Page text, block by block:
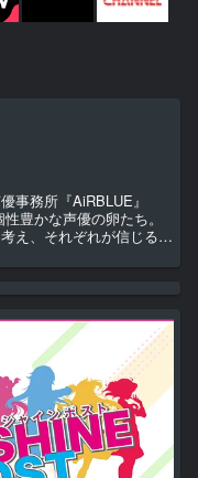
事務所『AiRBLUE』
豊かな声優の卵たち。
え、それぞれが信じる形
ねても、全員がオーディ